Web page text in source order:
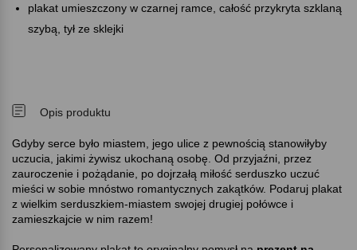
plakat umieszczony w czarnej ramce, całość przykryta szklaną
szybą, tył ze sklejki
Opis produktu
Gdyby serce było miastem, jego ulice z pewnością stanowiłyby
uczucia, jakimi żywisz ukochaną osobę. Od przyjaźni, przez
zauroczenie i pożądanie, po dojrzałą miłość serduszko uczuć
mieści w sobie mnóstwo romantycznych zakątków. Podaruj plakat
z wielkim serduszkiem-miastem swojej drugiej połówce i
zamieszkajcie w nim razem!